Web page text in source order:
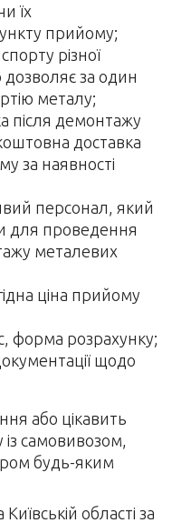
їх
прийому;
різної
за один
металу;
після демонтажу
доставка
за наявності
персонал, який
для проведення
металевих
ціна прийому
форма розрахунку;
щодо
або цікавить
самовивозом,
будь-яким
області за